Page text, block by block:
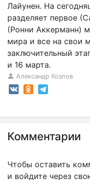
Лайунен. На
разделяет первое
(Ронни Аккерманн)
мира и все на свои
заключительный
и 16 марта.
Александр Козлов
Комментарии
Чтобы оставить
и войдите через